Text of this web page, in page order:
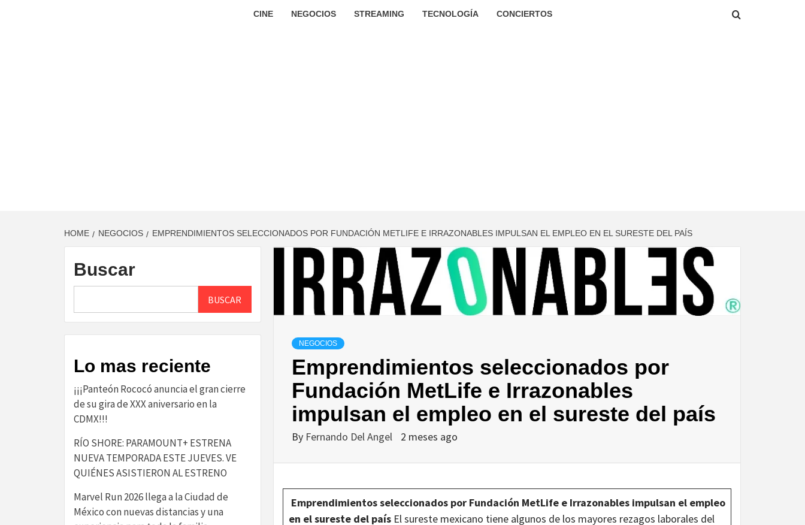
CINE NEGOCIOS STREAMING TECNOLOGÍA CONCIERTOS
HOME NEGOCIOS EMPRENDIMIENTOS SELECCIONADOS POR FUNDACIÓN METLIFE E IRRAZONABLES IMPULSAN EL EMPLEO EN EL SURESTE DEL PAÍS
NEGOCIOS
Emprendimientos seleccionados por
Fundación MetLife e Irrazonables
impulsan el empleo en el sureste del país
By Fernando Del Angel 2 meses ago
Emprendimientos seleccionados por Fundación MetLife e Irrazonables impulsan el empleo
en el sureste del país El sureste mexicano tiene algunos de los mayores rezagos laborales del
Buscar
BUSCAR
Lo mas reciente
¡¡¡Panteón Rococó anuncia el gran cierre
de su gira de XXX aniversario en la
CDMX!!!
RÍO SHORE: PARAMOUNT+ ESTRENA
NUEVA TEMPORADA ESTE JUEVES. VE
QUIÉNES ASISTIERON AL ESTRENO
Marvel Run 2026 llega a la Ciudad de
México con nuevas distancias y una